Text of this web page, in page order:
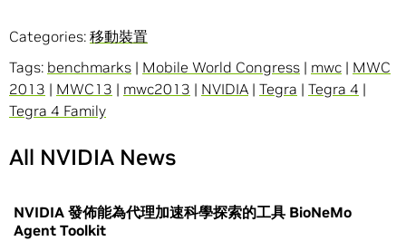
Categories: 移動裝置
Tags: benchmarks | Mobile World Congress | mwc | MWC
2013 | MWC13 | mwc2013 | NVIDIA | Tegra | Tegra 4 |
Tegra 4 Family
All NVIDIA News
NVIDIA 發佈能為代理加速科學探索的工具 BioNeMo
Agent Toolkit